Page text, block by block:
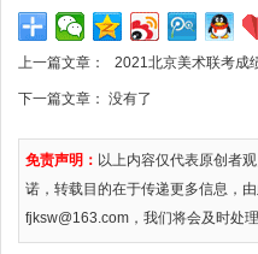
上一篇文章： 2021北京美术联考成
下一篇文章： 没有了
免责声明： 以上内容仅代表原创者
诺，转载目的在于传递更多信息，
fjksw@163.com，我们将会及时处理